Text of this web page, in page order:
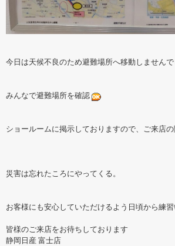
今日は天候不良のため避難場所へ移動しません
みんなで避難場所を確認
ショールームに掲示しておりますので、ご来店
災害は忘れたころにやってくる。
お客様にも安心していただけるよう日頃から練習
皆様のご来店をお待ちしております
静岡日産 富士店